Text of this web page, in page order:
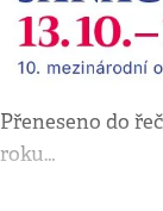
Přeneseno do
roku…